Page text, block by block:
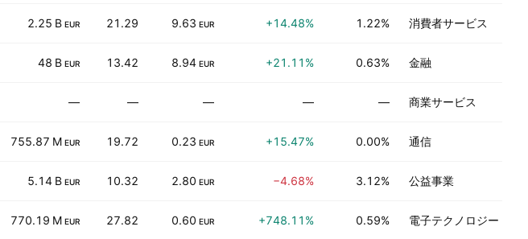
2.25 B EUR 21.29 9.63 EUR +14.48% 1.22% 消費者サービス
48 B EUR 13.42 8.94 EUR +21.11% 0.63% 金融
— — — — — 商業サービス
755.87 M EUR 19.72 0.23 EUR +15.47% 0.00% 通信
5.14 B EUR 10.32 2.80 EUR −4.68% 3.12% 公益事業
770.19 M EUR 27.82 0.60 EUR +748.11% 0.59% 電子テクノロジー